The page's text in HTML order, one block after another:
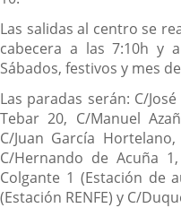
Las salidas al centro se
cabecera a las 7:10h y
Sábados, festivos y mes
Las paradas serán: C/
Tebar 20, C/Manuel
C/Juan García
C/Hernando de Acuña
Colgante 1 (Estación de
(Estación RENFE) y C/